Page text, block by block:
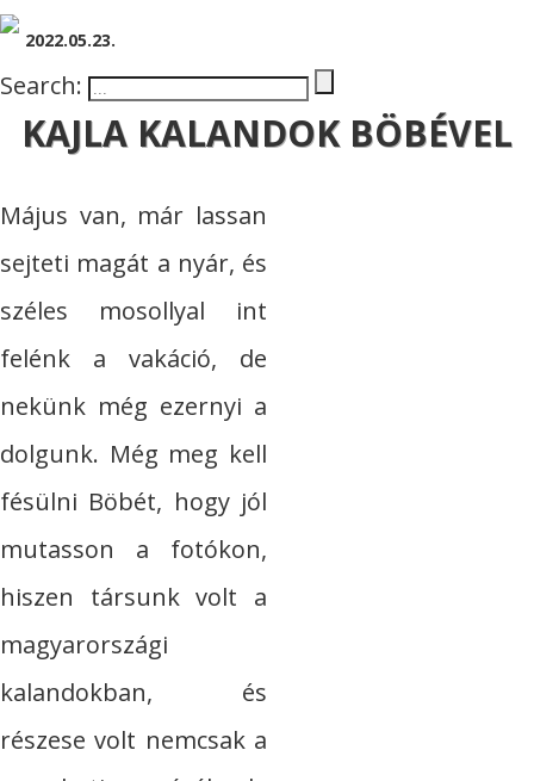
2022.05.23.
Search:
KAJLA KALANDOK BÖBÉVEL
Május van, már lassan
sejteti magát a nyár, és
széles mosollyal int
felénk a vakáció, de
nekünk még ezernyi a
dolgunk. Még meg kell
fésülni Böbét, hogy jól
mutasson a fotókon,
hiszen társunk volt a
magyarországi
kalandokban, és
részese volt nemcsak a